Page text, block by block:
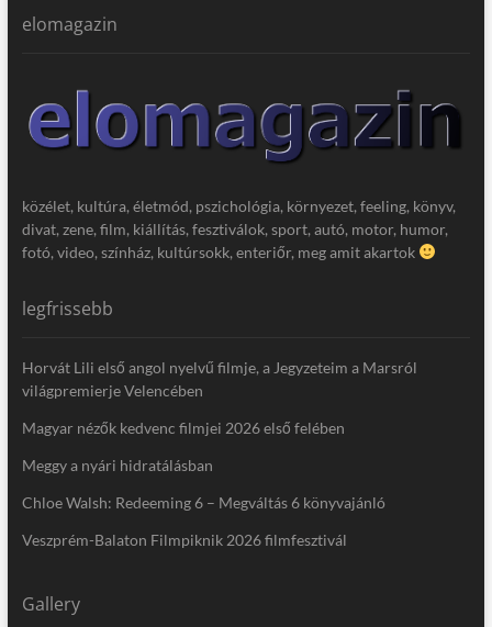
elomagazin
közélet, kultúra, életmód, pszichológia, környezet, feeling, könyv,
divat, zene, film, kiállítás, fesztiválok, sport, autó, motor, humor,
fotó, video, színház, kultúrsokk, enteriőr, meg amit akartok
legfrissebb
Horvát Lili első angol nyelvű filmje, a Jegyzeteim a Marsról
világpremierje Velencében
Magyar nézők kedvenc filmjei 2026 első felében
Meggy a nyári hidratálásban
Chloe Walsh: Redeeming 6 – Megváltás 6 könyvajánló
Veszprém-Balaton Filmpiknik 2026 filmfesztivál
Gallery